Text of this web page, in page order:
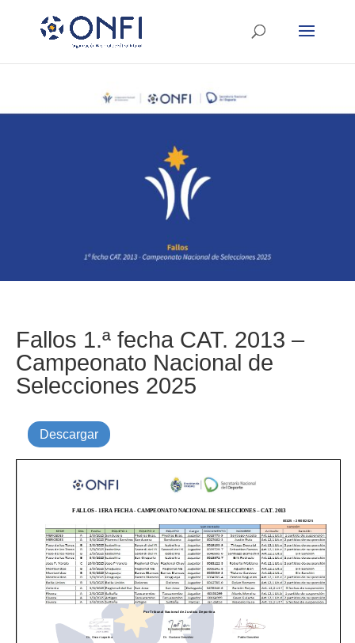
Fallos 1.ª fecha CAT. 2013 –
Campeonato Nacional de
Selecciones 2025
Descargar